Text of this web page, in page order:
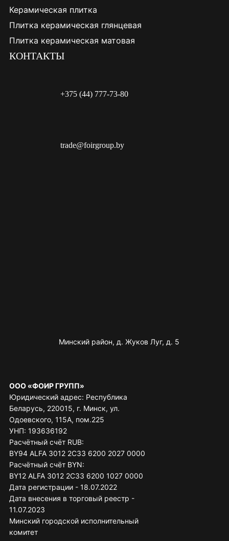
Керамическая плитка
Плитка керамическая глянцевая
Плитка керамическая матовая
КОНТАКТЫ
+375 (44) 777-73-80
trade@foirgroup.by
Минский район, д. Жуков Луг, д. 5
ООО «ФОИР ГРУПП»
Юридический адрес: Республика
Беларусь, 220015, г. Минск, ул.
Одоевского, 115А, пом.225
УНП: 193636192
Расчётный счёт RUB:
BY94 ALFA 3012 2C33 6200 2027 0000
Расчётный счёт BYN:
BY12 ALFA 3012 2C33 6200 1027 0000
Дата регистрации - 18.07.2022
Дата внесения в торговый реестр -
11.07.2023
Минский городской исполнительный
комитет